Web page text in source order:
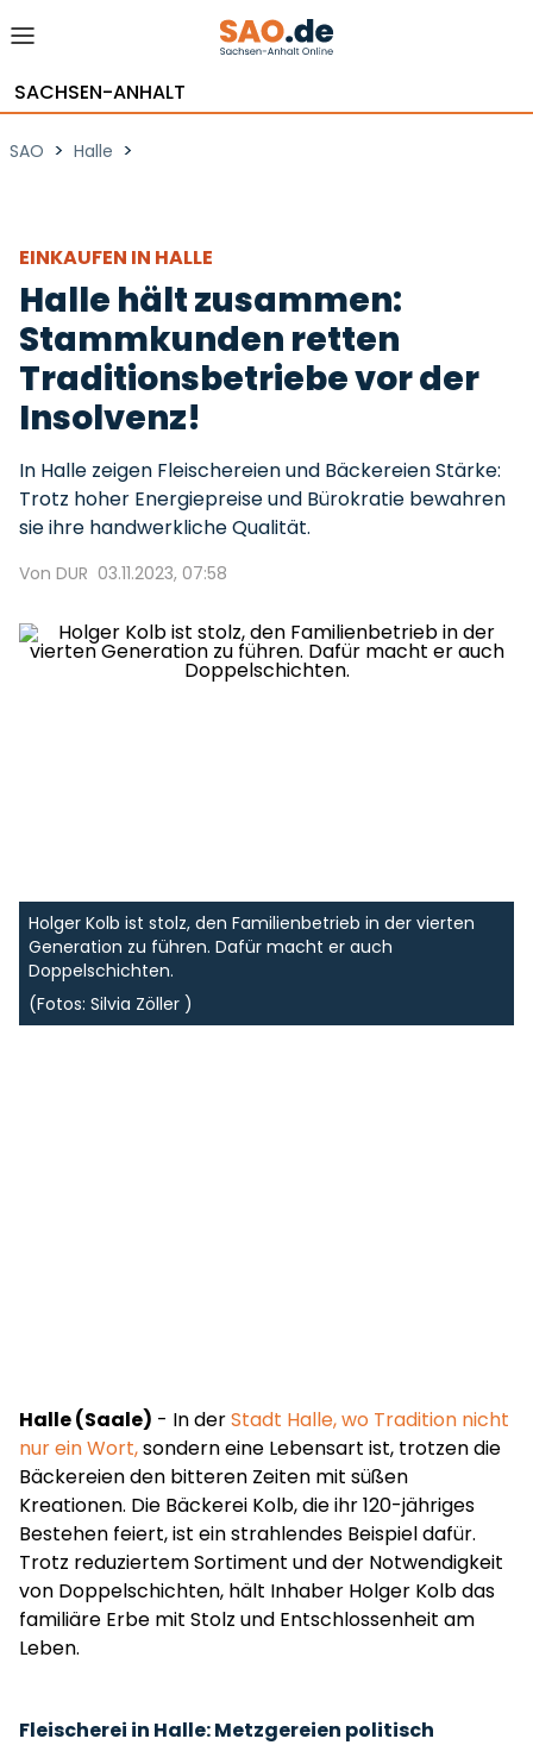
SACHSEN-ANHALT
SAO > Halle >
EINKAUFEN IN HALLE
Halle hält zusammen:
Stammkunden retten
Traditionsbetriebe vor der
Insolvenz!
In Halle zeigen Fleischereien und Bäckereien Stärke:
Trotz hoher Energiepreise und Bürokratie bewahren
sie ihre handwerkliche Qualität.
Von DUR 03.11.2023, 07:58
Holger Kolb ist stolz, den Familienbetrieb in der vierten
Generation zu führen. Dafür macht er auch
Doppelschichten.
(Fotos: Silvia Zöller )
Halle (Saale) - In derStadt Halle, wo Tradition nicht
nur ein Wort,sondern eine Lebensart ist, trotzen die
Bäckereien den bitteren Zeiten mit süßen
Kreationen. Die Bäckerei Kolb, die ihr 120-jähriges
Bestehen feiert, ist ein strahlendes Beispiel dafür.
Trotz reduziertem Sortiment und der Notwendigkeit
von Doppelschichten, hält Inhaber Holger Kolb das
familiäre Erbe mit Stolz und Entschlossenheit am
Leben.
Fleischerei in Halle: Metzgereien politisch